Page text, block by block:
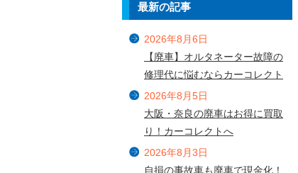
最新の記事
2026年8月6日
【廃車】オルタネーター故障の
修理代に悩むならカーコレクト
2026年8月5日
大阪・奈良の廃車はお得に買取
り！カーコレクトへ
2026年8月3日
自損の事故車も廃車で現金化！